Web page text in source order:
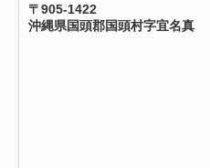
〒905-1422
沖縄県国頭郡国頭村字宜名真